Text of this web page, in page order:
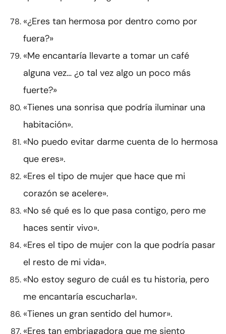
«¿Eres tan hermosa por dentro como por
fuera?»
«Me encantaría llevarte a tomar un café
alguna vez… ¿o tal vez algo un poco más
fuerte?»
«Tienes una sonrisa que podría iluminar una
habitación».
«No puedo evitar darme cuenta de lo hermosa
que eres».
«Eres el tipo de mujer que hace que mi
corazón se acelere».
«No sé qué es lo que pasa contigo, pero me
haces sentir vivo».
«Eres el tipo de mujer con la que podría pasar
el resto de mi vida».
«No estoy seguro de cuál es tu historia, pero
me encantaría escucharla».
«Tienes un gran sentido del humor».
«Eres tan embriagadora que me siento